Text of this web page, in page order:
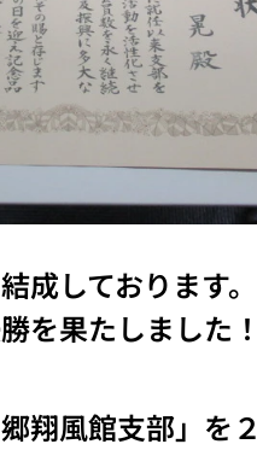
しております。
を果たしました！
翔風館支部」を２